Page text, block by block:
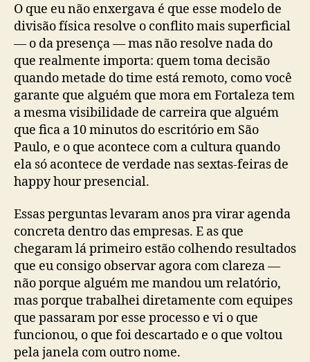
O que eu não enxergava é que esse modelo de
divisão física resolve o conflito mais superficial
— o da presença — mas não resolve nada do
que realmente importa: quem toma decisão
quando metade do time está remoto, como você
garante que alguém que mora em Fortaleza tem
a mesma visibilidade de carreira que alguém
que fica a 10 minutos do escritório em São
Paulo, e o que acontece com a cultura quando
ela só acontece de verdade nas sextas-feiras de
happy hour presencial.
Essas perguntas levaram anos pra virar agenda
concreta dentro das empresas. E as que
chegaram lá primeiro estão colhendo resultados
que eu consigo observar agora com clareza —
não porque alguém me mandou um relatório,
mas porque trabalhei diretamente com equipes
que passaram por esse processo e vi o que
funcionou, o que foi descartado e o que voltou
pela janela com outro nome.